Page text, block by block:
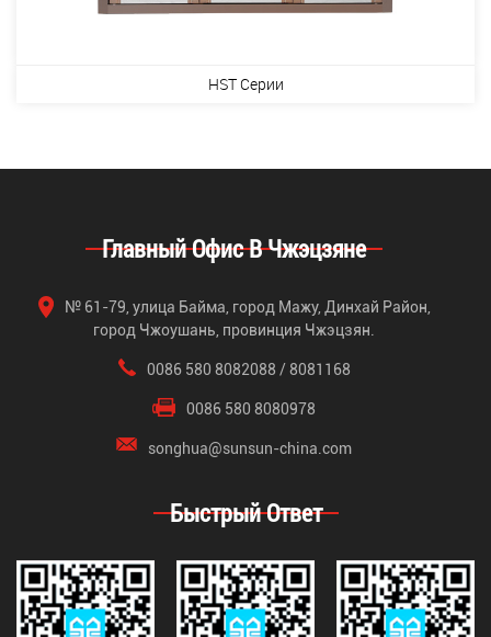
HST Серии
Главный Офис В Чжэцзяне
№ 61-79, улица Байма, город Мажу, Динхай Район,
город Чжоушань, провинция Чжэцзян.
0086 580 8082088 / 8081168
0086 580 8080978
songhua@sunsun-china.com
Быстрый Ответ